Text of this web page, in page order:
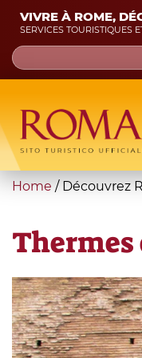
Skip
main
content
VIVRE À ROME,
SERVICES TOURISTIQUES
Search
form
Recherche
You
here
Home / Découvrez